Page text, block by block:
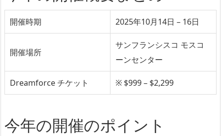
開催時期 2025年10月14日 – 16日
開催場所
サンフランシスコ モスコ
ーンセンター
Dreamforce チケット ※ $999 – $2,299
今年の開催のポイント